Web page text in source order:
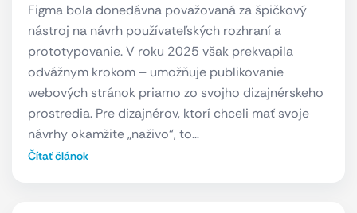
Figma bola donedávna považovaná za špičkový
nástroj na návrh používateľských rozhraní a
prototypovanie. V roku 2025 však prekvapila
odvážnym krokom – umožňuje publikovanie
webových stránok priamo zo svojho dizajnérskeho
prostredia. Pre dizajnérov, ktorí chceli mať svoje
návrhy okamžite „naživo“, to…
Čítať článok